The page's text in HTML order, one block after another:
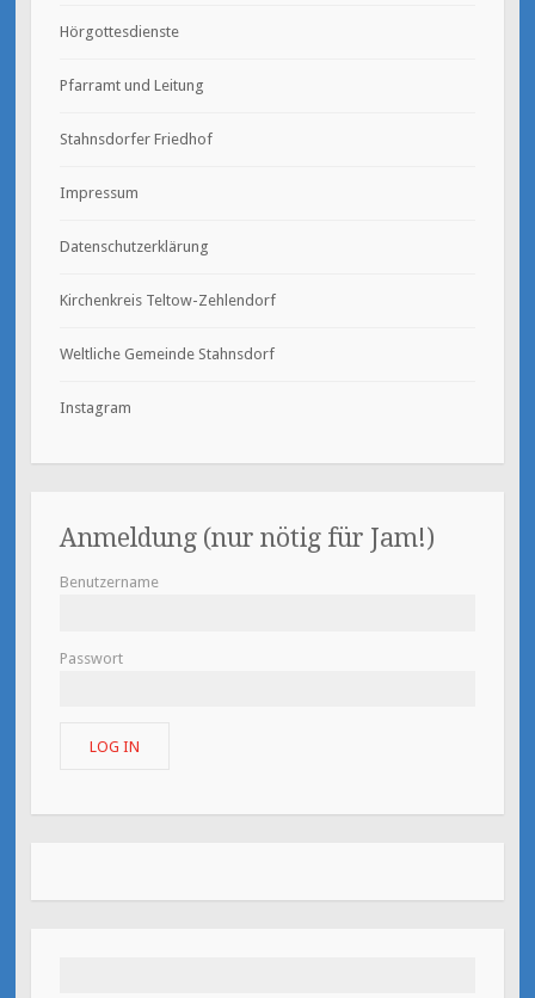
Hörgottesdienste
Pfarramt und Leitung
Stahnsdorfer Friedhof
Impressum
Datenschutzerklärung
Kirchenkreis Teltow-Zehlendorf
Weltliche Gemeinde Stahnsdorf
Instagram
Anmeldung (nur nötig für Jam!)
Benutzername
Passwort